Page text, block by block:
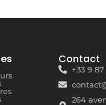
Contact
+33 9
264